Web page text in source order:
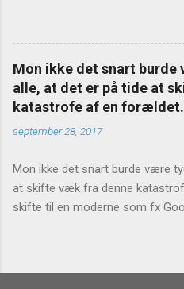
Mon ikke det snart
alle, at det er på tide at
katastrofe af en
september 28, 2017
Mon ikke det snart burde være
at skifte væk fra denne
skifte til en moderne som fx
laekker-hvad-end-du-skriver-